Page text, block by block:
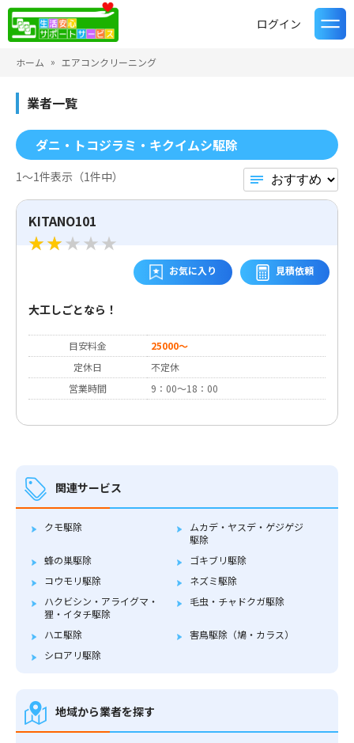
ログイン
ホーム エアコンクリーニング
業者一覧
ダニ・トコジラミ・キクイムシ駆除
1〜1件表示（1件中）
KITANO101
お気に入り 見積依頼
大工しごとなら！
目安料金
25000～
定休日
不定休
営業時間
9：00～18：00
関連サービス
クモ駆除
ムカデ・ヤスデ・ゲジゲジ
駆除
蜂の巣駆除
ゴキブリ駆除
コウモリ駆除
ネズミ駆除
ハクビシン・アライグマ・
狸・イタチ駆除
毛虫・チャドクガ駆除
ハエ駆除
害鳥駆除（鳩・カラス）
シロアリ駆除
地域から業者を探す